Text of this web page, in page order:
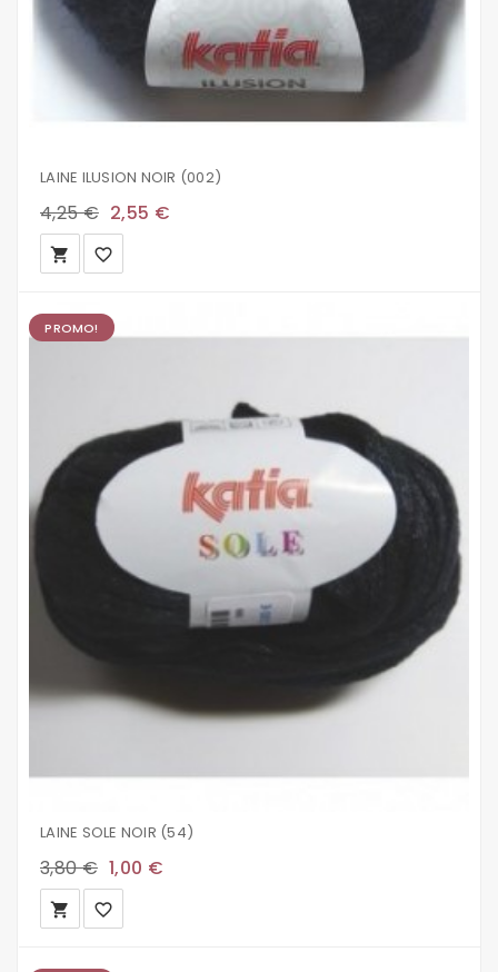
LAINE ILUSION NOIR (002)
4,25 € 2,55 €
local_grocery_store favorite_border
PROMO!
LAINE SOLE NOIR (54)
3,80 € 1,00 €
local_grocery_store favorite_border